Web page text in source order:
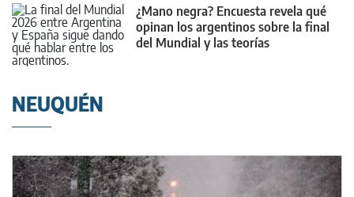
¿Mano negra? Encuesta revela qué
opinan los argentinos sobre la final
del Mundial y las teorías
NEUQUÉN